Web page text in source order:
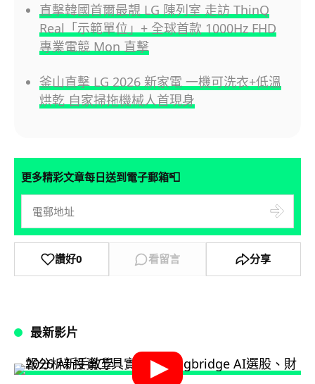
直擊韓國首爾最靚 LG 陳列室 走訪 ThinQ
Real「示範單位」+ 全球首款 1000Hz FHD
專業電競 Mon 直擊
釜山直擊 LG 2026 新家電 一機可洗衣+低溫
烘乾 自家掃拖機械人首現身
更多精彩文章每日送到電子郵箱📮
讚好0 看留言 分享
最新影片